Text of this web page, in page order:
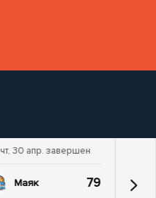
чт, 30 апр. завершен
Маяк 79